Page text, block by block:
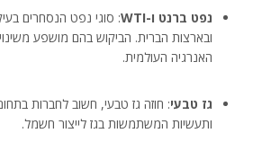
נפט ברנט ו-WTI
: סוגי נפט הנסחרים
ובארצות הברית. הביקוש בהם מושפע
האנרגיה העולמית.
גז טבעי: חוזה גז טבעי, חשוב לחברות
ותעשיות המשתמשות בגז לייצור חשמל.